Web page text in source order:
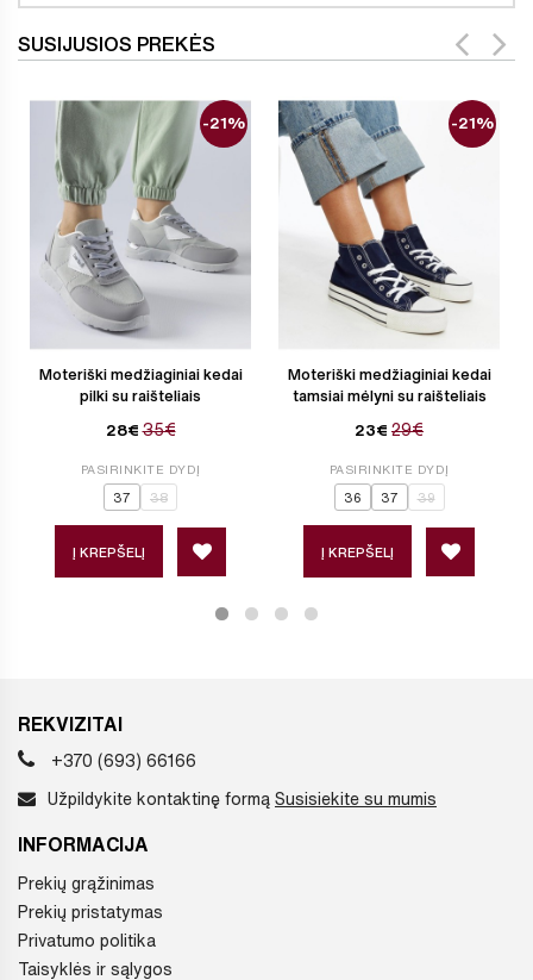
SUSIJUSIOS PREKĖS
Moteriški medžiaginiai kedai
pilki su raišteliais
28€ 35€
-21%
PASIRINKITE DYDĮ
37 38
Į KREPŠELĮ
Moteriški medžiaginiai kedai
tamsiai mėlyni su raišteliais
23€ 29€
-21%
PASIRINKITE DYDĮ
36 37 39
Į KREPŠELĮ
REKVIZITAI
+370 (693) 66166
Užpildykite kontaktinę formą Susisiekite su mumis
INFORMACIJA
Prekių grąžinimas
Prekių pristatymas
Privatumo politika
Taisyklės ir sąlygos